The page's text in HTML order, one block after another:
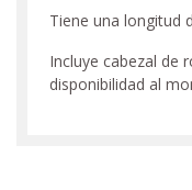
Tiene una longitud
Incluye cabezal de
disponibilidad al